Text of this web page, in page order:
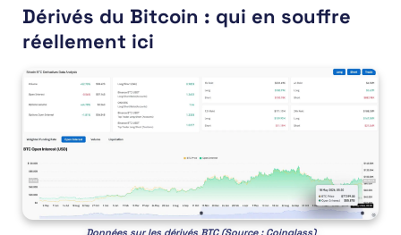
Dérivés du Bitcoin : qui en souffre
réellement ici
Données sur les dérivés BTC (Source : Coinglass)